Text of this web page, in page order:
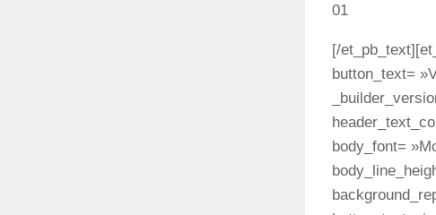
01
[/
button_text=
body_font=